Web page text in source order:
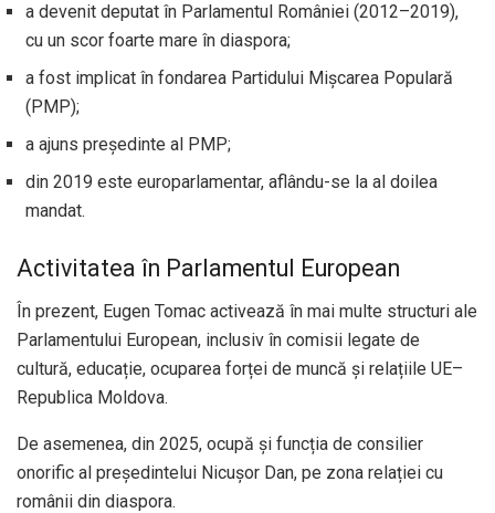
a devenit deputat în Parlamentul României (2012–2019),
cu un scor foarte mare în diaspora;
a fost implicat în fondarea Partidului Mișcarea Populară
(PMP);
a ajuns președinte al PMP;
din 2019 este europarlamentar, aflându-se la al doilea
mandat.
Activitatea în Parlamentul European
În prezent, Eugen Tomac activează în mai multe structuri ale
Parlamentului European, inclusiv în comisii legate de
cultură, educație, ocuparea forței de muncă și relațiile UE–
Republica Moldova.
De asemenea, din 2025, ocupă și funcția de consilier
onorific al președintelui Nicușor Dan, pe zona relației cu
românii din diaspora.